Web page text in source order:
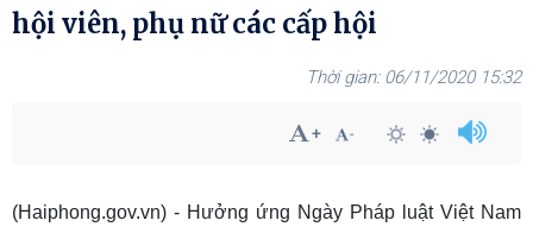
hội viên, phụ nữ các cấp hội
06/11/2020 15:32
(Haiphong.gov.vn) - Hưởng ứng Ngày Pháp luật Việt Nam